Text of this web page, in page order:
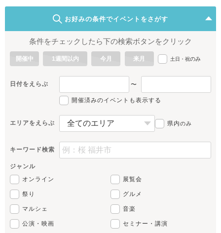
お好みの条件でイベントをさがす
条件をチェックしたら下の検索ボタンをクリック
開催中 1週間以内 今月 来月 土日・祝のみ
日付をえらぶ 〜
開催済みのイベントも表示する
エリアをえらぶ 県内のみ
キーワード検索
ジャンル
オンライン
展覧会
祭り グルメ
マルシェ 音楽
公演・映画 セミナー・講演